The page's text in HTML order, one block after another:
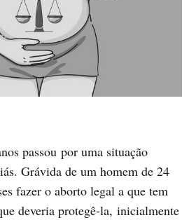
passou por uma situação
Grávida de um homem de 24
fazer o aborto legal a que tem
deveria protegê-la, inicialmente